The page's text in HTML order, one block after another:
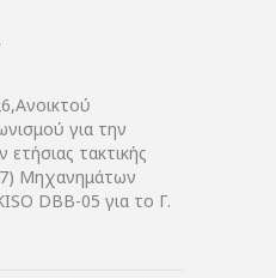
για την
τακτικής
Μηχανημάτων
DBB-05 για το Γ.